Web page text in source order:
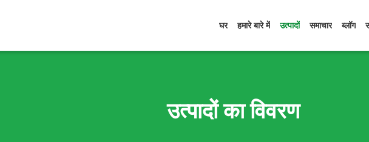
घर हमारे बारे में उत्पादों समाचार ब्लॉग
उत्पादों का विवरण